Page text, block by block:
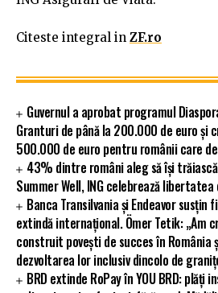
Citeste integral in ZF.ro
Guvernul a aprobat programul
Granturi de până la 200.000 de euro și
500.000 de euro pentru românii care
43% dintre români aleg să își
Summer Well, ING celebrează libertatea
Banca Transilvania și Endeavor susțin
extindă internațional. Ömer Tetik: „Am
construit povești de succes în
dezvoltarea lor inclusiv dincolo de
BRD extinde RoPay în YOU BRD: